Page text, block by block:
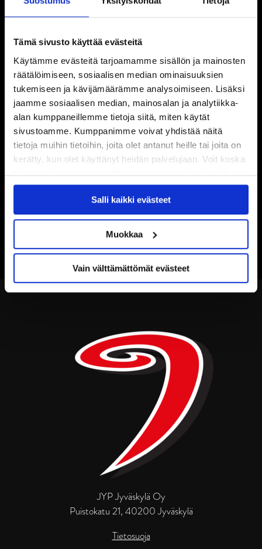
Tämä sivusto käyttää evästeitä
Käytämme evästeitä tarjoamamme sisällön ja mainosten
räätälöimiseen, sosiaalisen median ominaisuuksien
tukemiseen ja kävijämäärämme analysoimiseen. Lisäksi
jaamme sosiaalisen median, mainosalan ja analytiikka-
alan kumppaneillemme tietoja siitä, miten käytät
sivustoamme. Kumppanimme voivat yhdistää näitä
tietoja muihin tietoihin, joita olet antanut heille tai joita on
kerätty, kun olet käyttänyt heidän palvelujaan. Voit koska
tahansa kumota tai muuttaa suostumustasi evästeiden
käytöstäEvästeet-sivultamme.
Salli kaikki evästeet
Muokkaa
Vain välttämättömät evästeet
JYP Jyväskylä Oy
Puistokatu 21, 40200 Jyväskylä
Tietosuoja